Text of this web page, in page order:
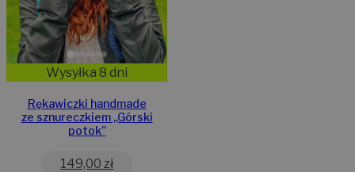
Wysyłka 8 dni
Rękawiczki handmade
ze sznureczkiem ,,Górski
potok”
149,00 zł